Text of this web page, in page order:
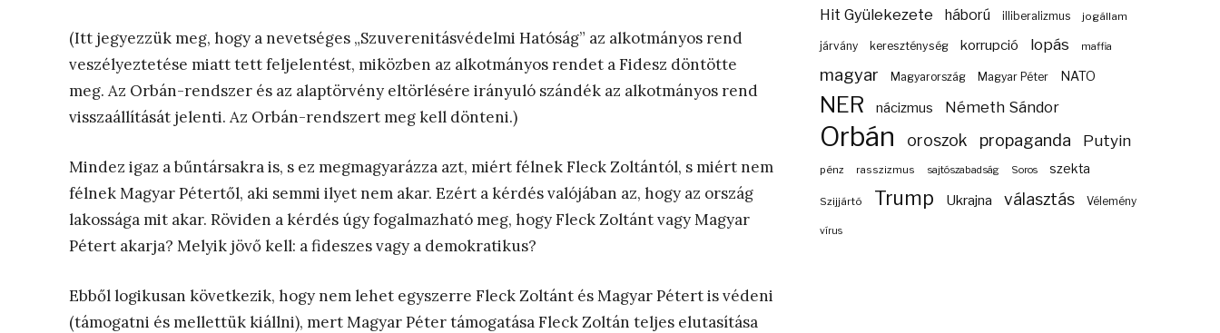
(Itt jegyezzük meg, hogy a nevetséges „Szuverenitásvédelmi Hatóság” az alkotmányos rend
veszélyeztetése miatt tett feljelentést, miközben az alkotmányos rendet a Fidesz döntötte
meg. Az Orbán-rendszer és az alaptörvény eltörlésére irányuló szándék az alkotmányos rend
visszaállítását jelenti. Az Orbán-rendszert meg kell dönteni.)
Mindez igaz a bűntársakra is, s ez megmagyarázza azt, miért félnek Fleck Zoltántól, s miért nem
félnek Magyar Pétertől, aki semmi ilyet nem akar. Ezért a kérdés valójában az, hogy az ország
lakossága mit akar. Röviden a kérdés úgy fogalmazható meg, hogy Fleck Zoltánt vagy Magyar
Pétert akarja? Melyik jövő kell: a fideszes vagy a demokratikus?
Ebből logikusan következik, hogy nem lehet egyszerre Fleck Zoltánt és Magyar Pétert is védeni
(támogatni és mellettük kiállni), mert Magyar Péter támogatása Fleck Zoltán teljes elutasítása
Hit Gyülekezete háború illiberalizmus jogállam
járvány kereszténység korrupció lopás maffia
magyar Magyarország Magyar Péter NATO
NER nácizmus Németh Sándor
Orbán oroszok propaganda Putyin
pénz rasszizmus sajtószabadság Soros szekta
Szijjártó Trump Ukrajna választás Vélemény
vírus